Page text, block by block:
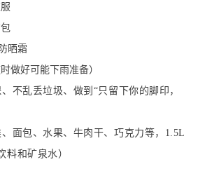
晒霜
做好可能下雨准备）
不乱丢垃圾、做到“只留下你的脚印，
面包、水果、牛肉干、巧克力等，1.5L
料和矿泉水）